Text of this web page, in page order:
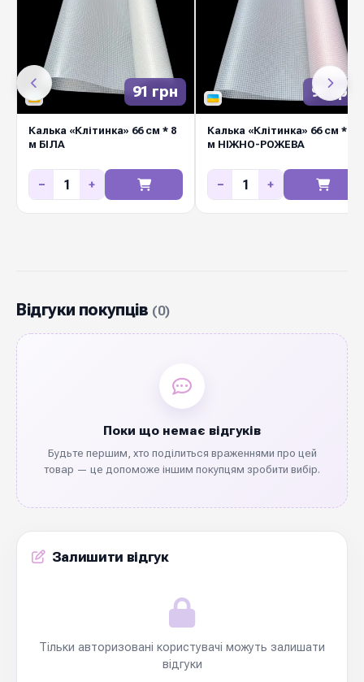
91 грн
Калька «Клітинка» 66 см * 8
м БІЛА
− +
91 грн
Калька «Клітинка» 66 см * 8
м НІЖНО-РОЖЕВА
− +
Відгуки покупців (0)
Поки що немає відгуків
Будьте першим, хто поділиться враженнями про цей
товар — це допоможе іншим покупцям зробити вибір.
Залишити відгук
Тільки авторизовані користувачі можуть залишати
відгуки